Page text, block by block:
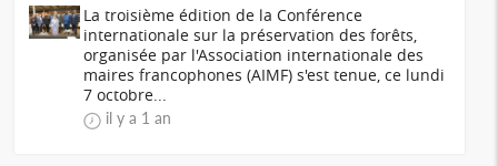
La troisième édition de la Conférence
internationale sur la préservation des forêts,
organisée par l'Association internationale des
maires francophones (AIMF) s'est tenue, ce lundi
7 octobre...
il y a 1 an